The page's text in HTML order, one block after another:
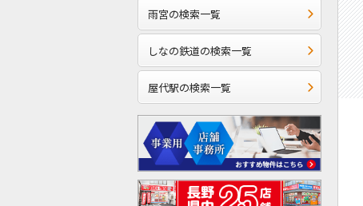
雨宮の検索一覧
しなの鉄道の検索一覧
屋代駅の検索一覧